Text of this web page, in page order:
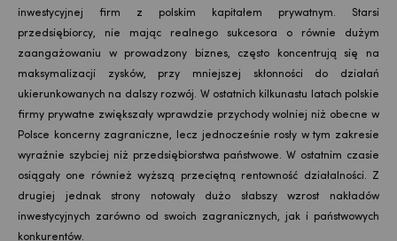
inwestycyjnej firm z polskim kapitałem prywatnym. Starsi
przedsiębiorcy, nie mając realnego sukcesora o równie dużym
zaangażowaniu w prowadzony biznes, często koncentrują się na
maksymalizacji zysków, przy mniejszej skłonności do działań
ukierunkowanych na dalszy rozwój. W ostatnich kilkunastu latach polskie
firmy prywatne zwiększały wprawdzie przychody wolniej niż obecne w
Polsce koncerny zagraniczne, lecz jednocześnie rosły w tym zakresie
wyraźnie szybciej niż przedsiębiorstwa państwowe. W ostatnim czasie
osiągały one również wyższą przeciętną rentowność działalności. Z
drugiej jednak strony notowały dużo słabszy wzrost nakładów
inwestycyjnych zarówno od swoich zagranicznych, jak i państwowych
konkurentów.